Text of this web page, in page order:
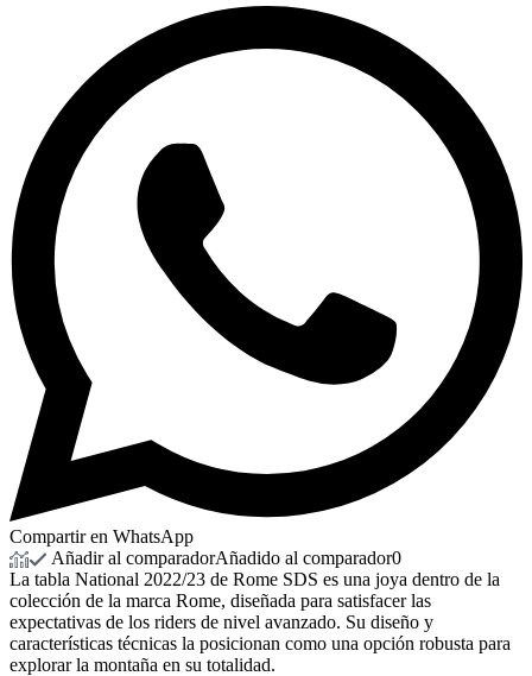
Compartir en WhatsApp
Añadir al comparadorAñadido al comparador0
La tabla National 2022/23 de Rome SDS es una joya dentro de la
colección de la marca Rome, diseñada para satisfacer las
expectativas de los riders de nivel avanzado. Su diseño y
características técnicas la posicionan como una opción robusta para
explorar la montaña en su totalidad.